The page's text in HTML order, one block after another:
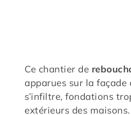
Ce chantier de
apparues sur la
s’infiltre, fondations
extérieurs des